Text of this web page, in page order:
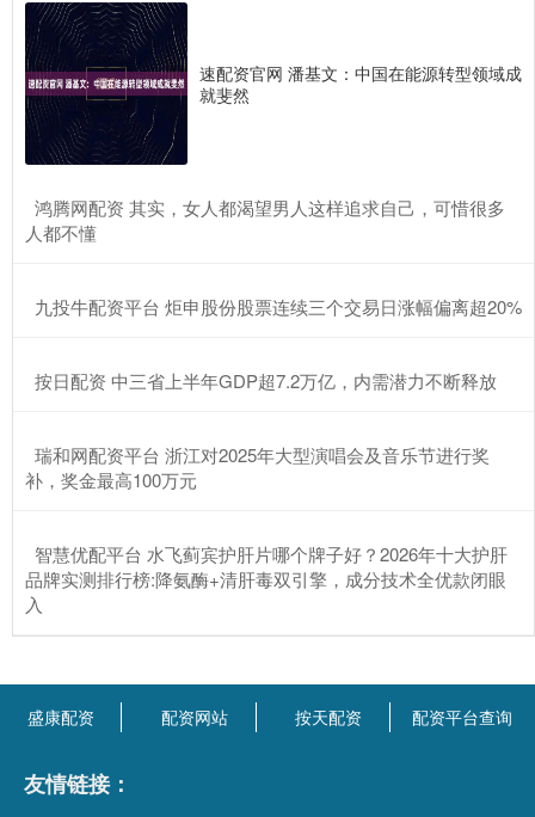
速配资官网 潘基文：中国在能源转型领域成
就斐然
​鸿腾网配资 其实，女人都渴望男人这样追求自己，可惜很多
人都不懂
​九投牛配资平台 炬申股份股票连续三个交易日涨幅偏离超20%
​按日配资 中三省上半年GDP超7.2万亿，内需潜力不断释放
​瑞和网配资平台 浙江对2025年大型演唱会及音乐节进行奖
补，奖金最高100万元
​智慧优配平台 水飞蓟宾护肝片哪个牌子好？2026年十大护肝
品牌实测排行榜:降氨酶+清肝毒双引擎，成分技术全优款闭眼
入
盛康配资 配资网站 按天配资 配资平台查询
友情链接：